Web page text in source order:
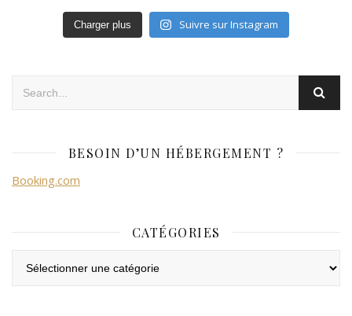
Charger plus Suivre sur Instagram
BESOIN D’UN HÉBERGEMENT ?
Booking.com
CATÉGORIES